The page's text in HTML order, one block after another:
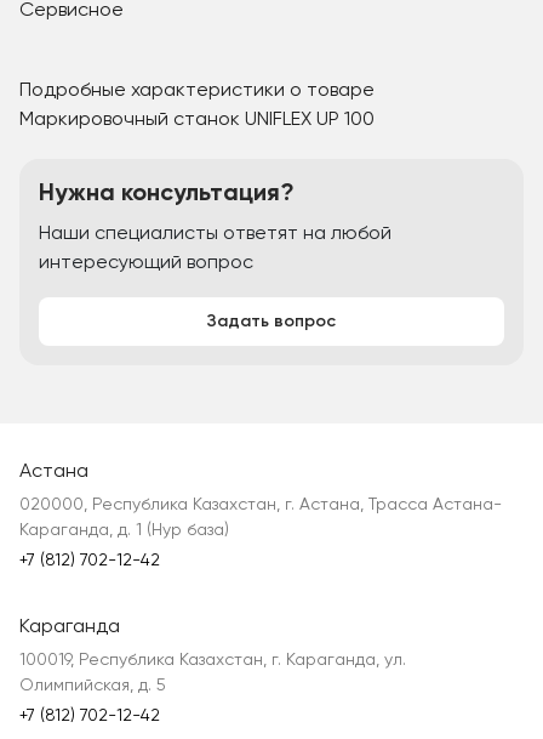
Сервисное
Подробные характеристики о товаре
Маркировочный станок UNIFLEX UP 100
Нужна консультация?
Наши специалисты ответят на любой
интересующий вопрос
Задать вопрос
Астана
020000, Республика Казахстан, г. Астана, Трасса Астана-
Караганда, д. 1 (Нур база)
+7 (812) 702-12-42
Караганда
100019, Республика Казахстан, г. Караганда, ул.
Олимпийская, д. 5
+7 (812) 702-12-42